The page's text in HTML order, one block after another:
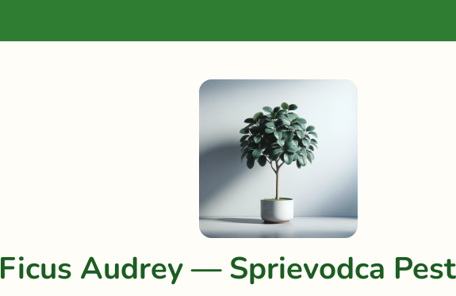
Ficus Audrey — Sprievodca